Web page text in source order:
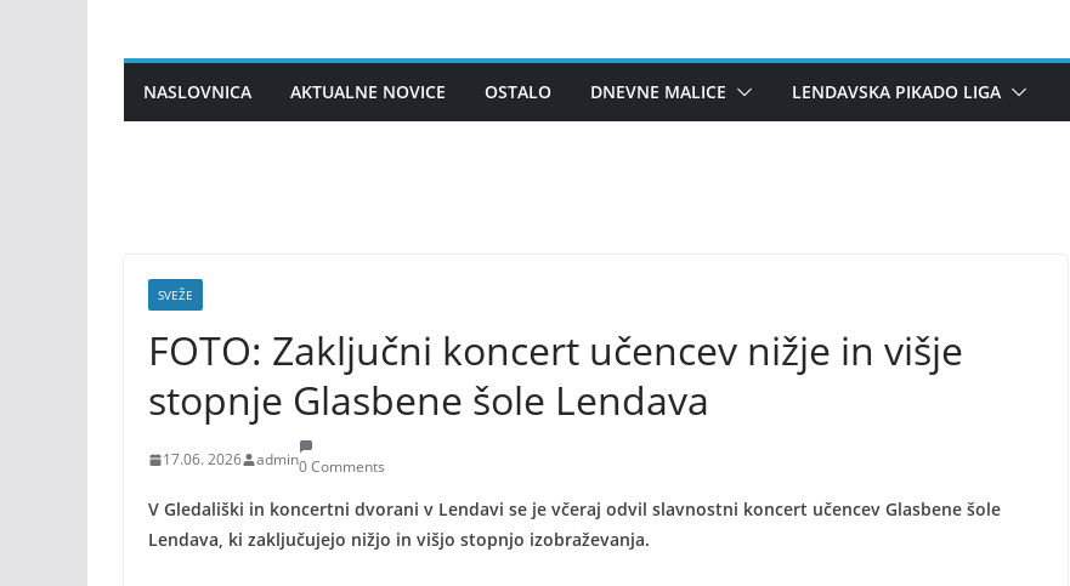
contentNASLOVNICA AKTUALNE NOVICE OSTALO DNEVNE MALICE LENDAVSKA PIKADO LIGA
SVEŽE
FOTO: Zaključni koncert učencev nižje in višje
stopnje Glasbene šole Lendava
17.06. 2026 admin0 Comments
V Gledališki in koncertni dvorani v Lendavi se je včeraj odvil slavnostni koncert učencev Glasbene šole
Lendava, ki zaključujejo nižjo in višjo stopnjo izobraževanja.